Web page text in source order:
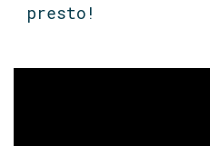
presto!